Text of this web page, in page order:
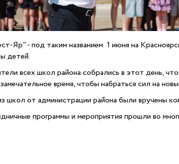
Яр" - под таким названием 1 июня на
детей.
всех школ района собрались в этот день,
время, чтобы набраться сил на
школ от администрации района были вручены
программы и мероприятия прошли во